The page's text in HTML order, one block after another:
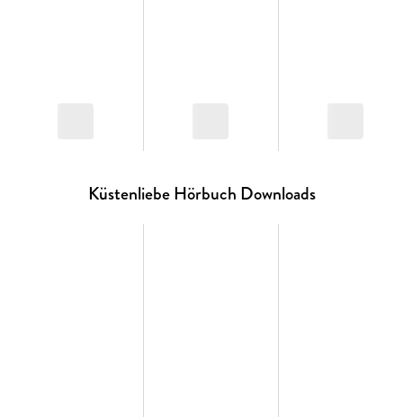
Küstenliebe Hörbuch Downloads